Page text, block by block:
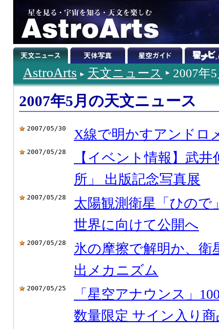
AstroArts 天文ニュース 2007年
2007年5月の天文ニュース
2007/05/30 X線で明かすアンドロ
2007/05/28
【イベント情報】武
所」 出版記念写真展
2007/05/28
太陽観測衛星「ひので
世界に向けて公開へ
2007/05/28
氷の摩擦で解明か、
出メカニズム
2007/05/25
「星空アナウンス」
数量限定 サイン入り